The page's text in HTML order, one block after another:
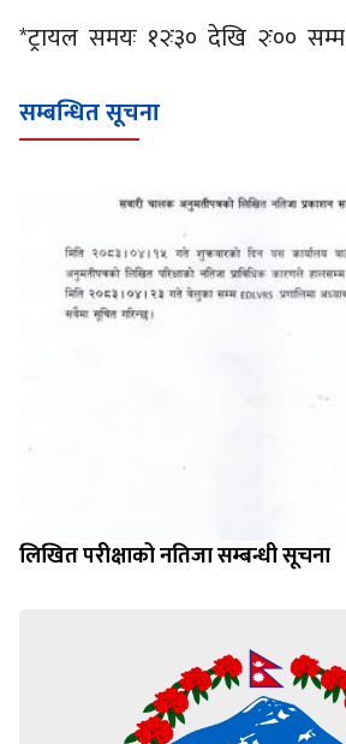
*ट्रायल समयः १२ः३० देखि २ः०० सम्म
सम्बन्धित सूचना
लिखित परीक्षाको नतिजा सम्बन्धी सूचना